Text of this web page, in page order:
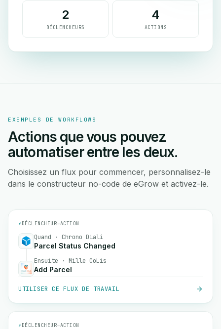
2
DÉCLENCHEURS
4
ACTIONS
EXEMPLES DE WORKFLOWS
Actions que vous pouvez
automatiser entre les deux.
Choisissez un flux pour commencer, personnalisez-le
dans le constructeur no-code de eGrow et activez-le.
⚡ DÉCLENCHEUR→ACTION
Quand · Chrono Diali
Parcel Status Changed
Ensuite · Mille CoLis
Add Parcel
UTILISER CE FLUX DE TRAVAIL
⚡ DÉCLENCHEUR→ACTION